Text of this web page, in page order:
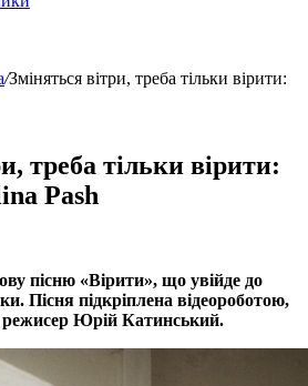
/Зміняться вітри, треба тільки вірити:
треба тільки вірити:
Pash
пісню «Вірити», що увійде до
Пісня підкріплена відеороботою,
режисер Юрій Катинський.